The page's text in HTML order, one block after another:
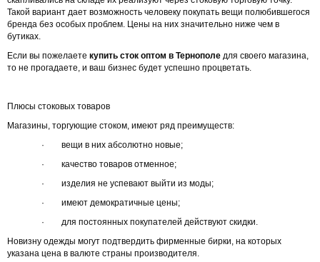
Такой вариант дает возможность человеку покупать вещи полюбившегося
бренда без особых проблем. Цены на них значительно ниже чем в
бутиках.
Если вы пожелаете купить сток оптом в Тернополе для своего магазина,
то не прогадаете, и ваш бизнес будет успешно процветать.
Плюсы стоковых товаров
Магазины, торгующие стоком, имеют ряд преимуществ:
· вещи в них абсолютно новые;
· качество товаров отменное;
· изделия не успевают выйти из моды;
· имеют демократичные цены;
· для постоянных покупателей действуют скидки.
Новизну одежды могут подтвердить фирменные бирки, на которых
указана цена в валюте страны производителя.